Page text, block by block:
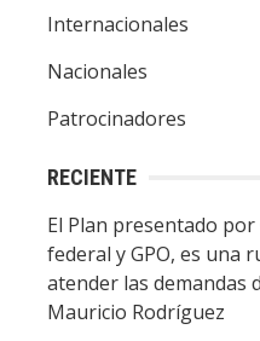
Internacionales
Nacionales
Patrocinadores
RECIENTE
El Plan presentado
federal y GPO, es una
atender las demandas
Mauricio Rodríguez